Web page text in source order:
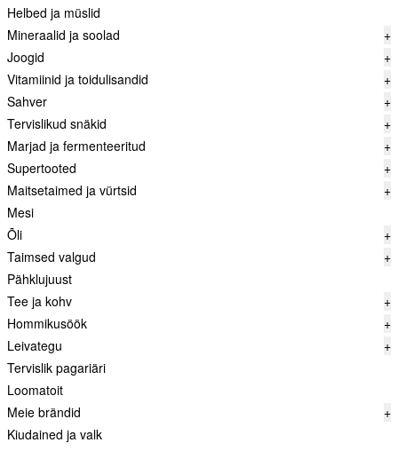
Helbed ja müslid
Mineraalid ja soolad
+
Joogid
+
Vitamiinid ja toidulisandid
+
Sahver
+
Tervislikud snäkid
+
Marjad ja fermenteeritud
+
Supertooted
+
Maitsetaimed ja vürtsid
+
Mesi
Õli
+
Taimsed valgud
+
Pähklujuust
Tee ja kohv
+
Hommikusöök
+
Leivategu
+
Tervislik pagariäri
Loomatoit
Meie brändid
+
Kiudained ja valk